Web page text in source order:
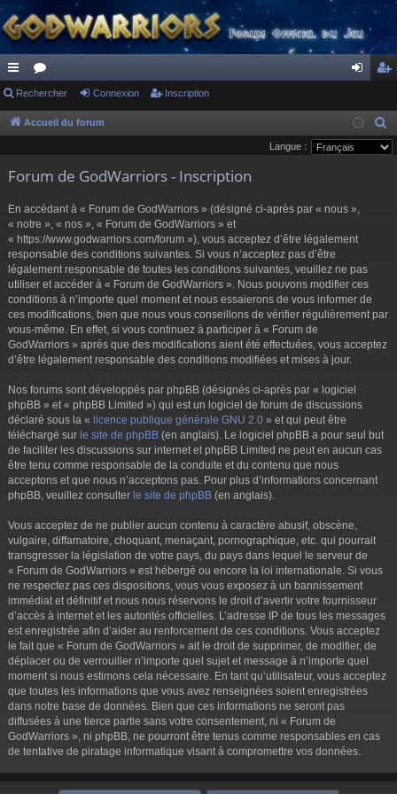
ac
co
ci
or
u
s
ne cri
pti
Rechercher Connexion Inscription
Accueil du forum
e
Langue :
Forum de GodWarriors - Inscription
En accédant à « Forum de GodWarriors » (désigné ci-après par « nous »,
« notre », « nos », « Forum de GodWarriors » et
« https://www.godwarriors.com/forum »), vous acceptez d’être légalement
responsable des conditions suivantes. Si vous n’acceptez pas d’être
légalement responsable de toutes les conditions suivantes, veuillez ne pas
utiliser et accéder à « Forum de GodWarriors ». Nous pouvons modifier ces
conditions à n’importe quel moment et nous essaierons de vous informer de
ces modifications, bien que nous vous conseillons de vérifier régulièrement par
vous-même. En effet, si vous continuez à participer à « Forum de
GodWarriors » après que des modifications aient été effectuées, vous acceptez
d’être légalement responsable des conditions modifiées et mises à jour.
Nos forums sont développés par phpBB (désignés ci-après par « logiciel
phpBB » et « phpBB Limited ») qui est un logiciel de forum de discussions
déclaré sous la « licence publique générale GNU 2.0 » et qui peut être
téléchargé sur le site de phpBB (en anglais). Le logiciel phpBB a pour seul but
de faciliter les discussions sur internet et phpBB Limited ne peut en aucun cas
être tenu comme responsable de la conduite et du contenu que nous
acceptons et que nous n’acceptons pas. Pour plus d’informations concernant
phpBB, veuillez consulter le site de phpBB (en anglais).
Vous acceptez de ne publier aucun contenu à caractère abusif, obscène,
vulgaire, diffamatoire, choquant, menaçant, pornographique, etc. qui pourrait
transgresser la législation de votre pays, du pays dans lequel le serveur de
« Forum de GodWarriors » est hébergé ou encore la loi internationale. Si vous
ne respectez pas ces dispositions, vous vous exposez à un bannissement
immédiat et définitif et nous nous réservons le droit d’avertir votre fournisseur
d’accès à internet et les autorités officielles. L’adresse IP de tous les messages
est enregistrée afin d’aider au renforcement de ces conditions. Vous acceptez
le fait que « Forum de GodWarriors » ait le droit de supprimer, de modifier, de
déplacer ou de verrouiller n’importe quel sujet et message à n’importe quel
moment si nous estimons cela nécessaire. En tant qu’utilisateur, vous acceptez
que toutes les informations que vous avez renseignées soient enregistrées
dans notre base de données. Bien que ces informations ne seront pas
diffusées à une tierce partie sans votre consentement, ni « Forum de
GodWarriors », ni phpBB, ne pourront être tenus comme responsables en cas
de tentative de piratage informatique visant à compromettre vos données.